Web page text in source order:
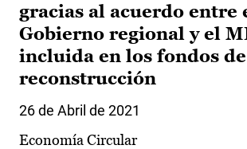
gracias al acuerdo entre
Gobierno regional y el
incluida en los fondos de
reconstrucción
26 de Abril de 2021
Economía Circular